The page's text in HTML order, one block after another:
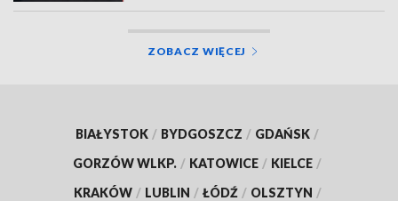
ZOBACZ WIĘCEJ
BIAŁYSTOK / BYDGOSZCZ / GDAŃSK /
GORZÓW WLKP. / KATOWICE / KIELCE /
KRAKÓW / LUBLIN / ŁÓDŹ / OLSZTYN /